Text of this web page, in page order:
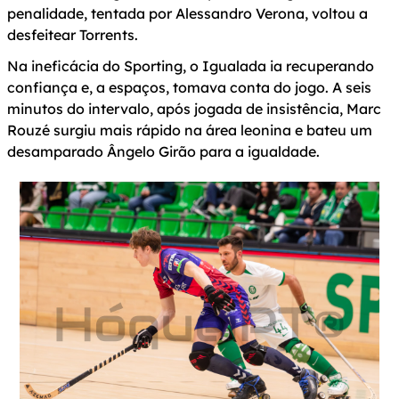
penalidade, tentada por Alessandro Verona, voltou a
desfeitear Torrents.
Na ineficácia do Sporting, o Igualada ia recuperando
confiança e, a espaços, tomava conta do jogo. A seis
minutos do intervalo, após jogada de insistência, Marc
Rouzé surgiu mais rápido na área leonina e bateu um
desamparado Ângelo Girão para a igualdade.